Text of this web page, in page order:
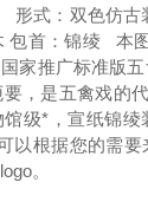
形式：双色仿古
包首：锦绫 本
家推广标准版
要，是五禽戏的
级*，宣纸锦
以根据您的需
。